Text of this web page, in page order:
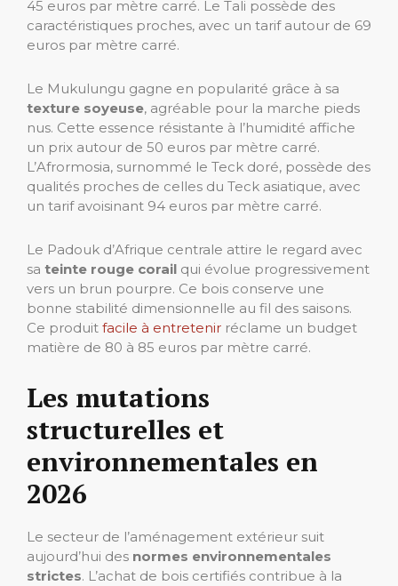
45 euros par mètre carré. Le Tali possède des
caractéristiques proches, avec un tarif autour de 69
euros par mètre carré.
Le Mukulungu gagne en popularité grâce à sa
texture soyeuse, agréable pour la marche pieds
nus. Cette essence résistante à l’humidité affiche
un prix autour de 50 euros par mètre carré.
L’Afrormosia, surnommé le Teck doré, possède des
qualités proches de celles du Teck asiatique, avec
un tarif avoisinant 94 euros par mètre carré.
Le Padouk d’Afrique centrale attire le regard avec
sa teinte rouge corail qui évolue progressivement
vers un brun pourpre. Ce bois conserve une
bonne stabilité dimensionnelle au fil des saisons.
Ce produit facile à entretenir réclame un budget
matière de 80 à 85 euros par mètre carré.
Les mutations
structurelles et
environnementales en
2026
Le secteur de l’aménagement extérieur suit
aujourd’hui des normes environnementales
strictes. L’achat de bois certifiés contribue à la